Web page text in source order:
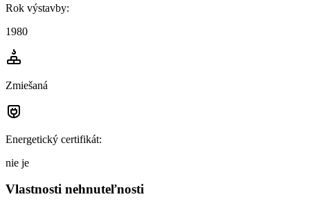
Rok výstavby:
1980
Zmiešaná
Energetický certifikát:
nie je
Vlastnosti nehnuteľnosti